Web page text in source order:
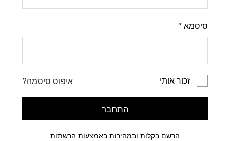
סיסמא*
זכור אותי איפוס סיסמה?
התחבר
הרשם בקלות ובמהירות באמצעות הרשתות